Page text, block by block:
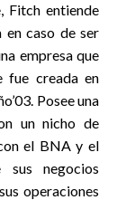
Fitch entiende
caso de ser
empresa que
fue creada en
Posee una
un nicho de
el BNA y el
negocios
operaciones